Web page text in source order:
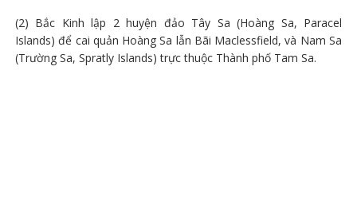
(2) Bắc Kinh lập 2 huyện đảo Tây Sa (Hoàng Sa, Paracel
Islands) để cai quản Hoàng Sa lẫn Bãi Maclessfield, và Nam Sa
(Trường Sa, Spratly Islands) trực thuộc Thành phố Tam Sa.